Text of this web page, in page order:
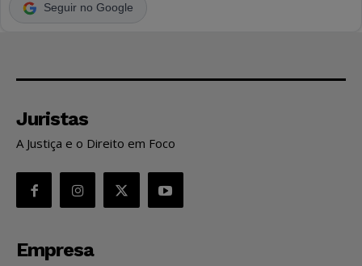
Seguir no Google
Juristas
A Justiça e o Direito em Foco
Empresa